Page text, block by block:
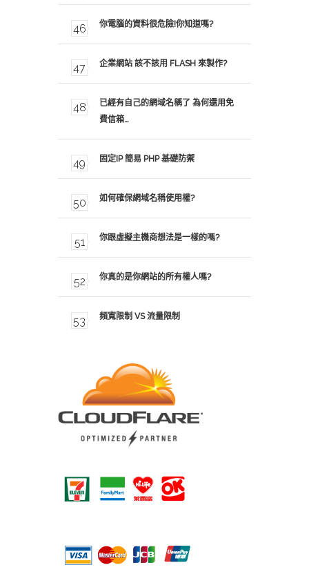
你電腦的資料很危險!你知道嗎?
企業網站 該不該用 FLASH 來製作?
已經有自己的網域名稱了 為何還用免
費信箱…
固定IP 簡易 PHP 基礎防禦
如何確保網域名稱使用權?
你跟虛擬主機商想法是一樣的嗎?
你真的是你網站的所有權人嗎?
頻寬限制 VS 流量限制